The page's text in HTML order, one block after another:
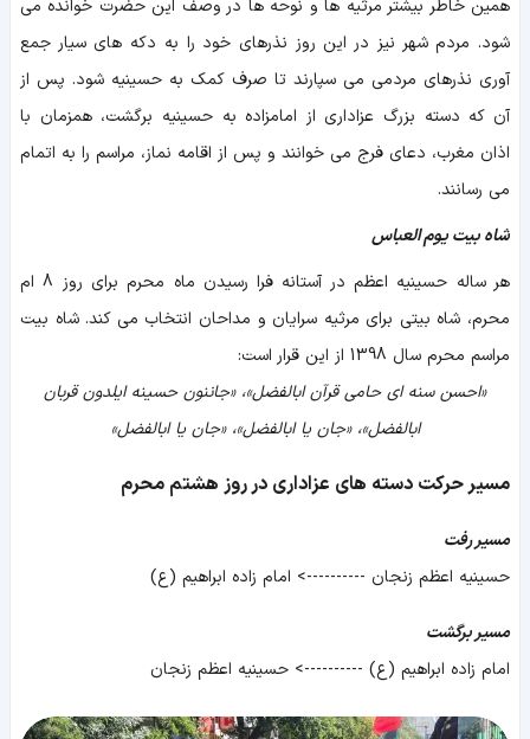
همین خاطر بیشتر مرثیه ها و نوحه ها در وصف این حضرت خوانده می
شود. مردم شهر نیز در این روز نذرهای خود را به دکه های سیار جمع
آوری نذرهای مردمی می سپارند تا صرف کمک به حسینیه شود. پس از
آن که دسته بزرگ عزاداری از امامزاده به حسینیه برگشت، همزمان با
اذان مغرب، دعای فرج می خوانند و پس از اقامه نماز، مراسم را به اتمام
می رسانند.
شاه بیت یوم العباس
هر ساله حسینیه اعظم در آستانه فرا رسیدن ماه محرم برای روز 8 ام
محرم، شاه بیتی برای مرثیه سرایان و مداحان انتخاب می کند. شاه بیت
مراسم محرم سال 1398 از این قرار است:
«احسن سنه ای حامی قرآن ابالفضل»، «جاننون حسینه ایلدون قربان
ابالفضل»، «جان یا ابالفضل»، «جان یا ابالفضل»
مسیر حرکت دسته های عزاداری در روز هشتم محرم
مسیر رفت
حسینیه اعظم زنجان ----------> امام زاده ابراهیم (ع)
مسیر برگشت
امام زاده ابراهیم (ع) ----------> حسینیه اعظم زنجان